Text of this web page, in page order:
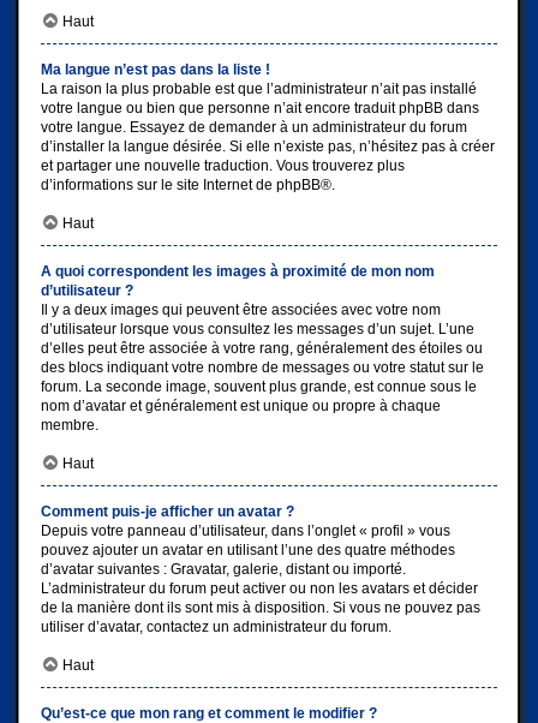
Haut
Ma langue n’est pas dans la liste !
La raison la plus probable est que l’administrateur n’ait pas installé
votre langue ou bien que personne n’ait encore traduit phpBB dans
votre langue. Essayez de demander à un administrateur du forum
d’installer la langue désirée. Si elle n’existe pas, n’hésitez pas à créer
et partager une nouvelle traduction. Vous trouverez plus
d’informations sur le site Internet de phpBB®.
Haut
A quoi correspondent les images à proximité de mon nom
d’utilisateur ?
Il y a deux images qui peuvent être associées avec votre nom
d’utilisateur lorsque vous consultez les messages d’un sujet. L’une
d’elles peut être associée à votre rang, généralement des étoiles ou
des blocs indiquant votre nombre de messages ou votre statut sur le
forum. La seconde image, souvent plus grande, est connue sous le
nom d’avatar et généralement est unique ou propre à chaque
membre.
Haut
Comment puis-je afficher un avatar ?
Depuis votre panneau d’utilisateur, dans l’onglet « profil » vous
pouvez ajouter un avatar en utilisant l’une des quatre méthodes
d’avatar suivantes : Gravatar, galerie, distant ou importé.
L’administrateur du forum peut activer ou non les avatars et décider
de la manière dont ils sont mis à disposition. Si vous ne pouvez pas
utiliser d’avatar, contactez un administrateur du forum.
Haut
Qu’est-ce que mon rang et comment le modifier ?